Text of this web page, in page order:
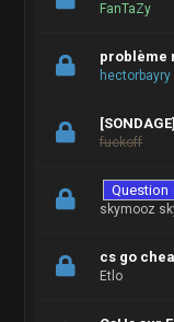
FanTaZy
problème
hectorbayry
fuckoff
Question
skymooz
cs go
Etlo